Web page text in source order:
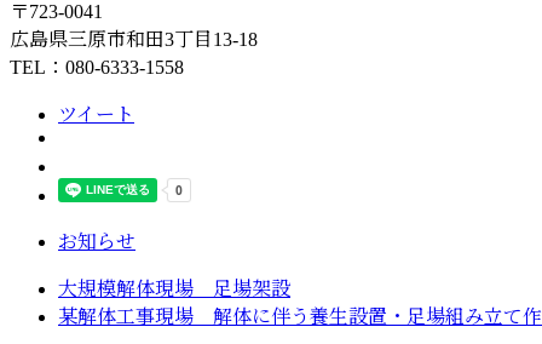
〒723-0041
広島県三原市和田3丁目13-18
TEL：080-6333-1558
ツイート
お知らせ
大規模解体現場 足場架設
某解体工事現場 解体に伴う養生設置・足場組み立て